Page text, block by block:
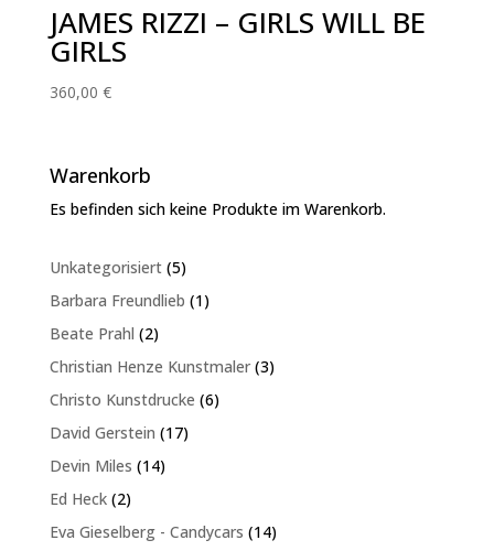
JAMES RIZZI – GIRLS WILL BE
GIRLS
360,00 €
Warenkorb
Es befinden sich keine Produkte im Warenkorb.
Unkategorisiert 55
Produkte
Barbara Freundlieb 11
Beate Prahl 22
Produkte
Christian Henze Kunstmaler 33
Christo Kunstdrucke 66
David Gerstein 1717
Devin Miles 1414
Ed Heck 22
Produkte
Eva Gieselberg - Candycars 1414